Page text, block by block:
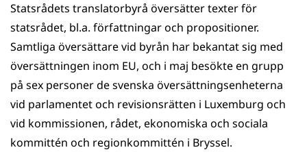
WhatsAppFacebook
TwitterLinkedIn
Statsrådets translatorbyrå översätter texter för
statsrådet, bl.a. författningar och propositioner.
Samtliga översättare vid byrån har bekantat sig med
översättningen inom EU, och i maj besökte en grupp
på sex personer de svenska översättningsenheterna
vid parlamentet och revisionsrätten i Luxemburg och
vid kommissionen, rådet, ekonomiska och sociala
kommittén och regionkommittén i Bryssel.